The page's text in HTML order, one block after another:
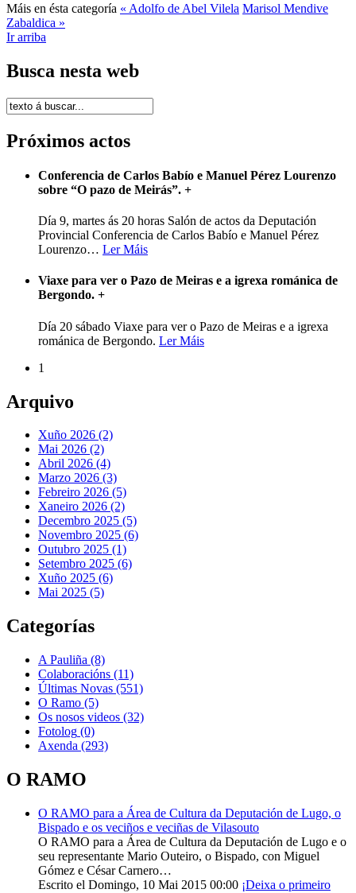
Máis en ésta categoría « Adolfo de Abel Vilela Marisol Mendive
Zabaldica »
Ir arriba
Busca nesta web
Próximos actos
Conferencia de Carlos Babío e Manuel Pérez Lourenzo
sobre “O pazo de Meirás”. +
Día 9, martes ás 20 horas Salón de actos da Deputación
Provincial Conferencia de Carlos Babío e Manuel Pérez
Lourenzo… Ler Máis
Viaxe para ver o Pazo de Meiras e a igrexa románica de
Bergondo. +
Día 20 sábado Viaxe para ver o Pazo de Meiras e a igrexa
románica de Bergondo. Ler Máis
1
Arquivo
Xuño 2026 (2)
Mai 2026 (2)
Abril 2026 (4)
Marzo 2026 (3)
Febreiro 2026 (5)
Xaneiro 2026 (2)
Decembro 2025 (5)
Novembro 2025 (6)
Outubro 2025 (1)
Setembro 2025 (6)
Xuño 2025 (6)
Mai 2025 (5)
Categorías
A Pauliña (8)
Colaboracións (11)
Últimas Novas (551)
O Ramo (5)
Os nosos videos (32)
Fotolog (0)
Axenda (293)
O RAMO
O RAMO para a Área de Cultura da Deputación de Lugo, o
Bispado e os veciños e veciñas de Vilasouto
O RAMO para a Área de Cultura da Deputación de Lugo e o
seu representante Mario Outeiro, o Bispado, con Miguel
Gómez e César Carnero…
Escrito el Domingo, 10 Mai 2015 00:00 ¡Deixa o primeiro